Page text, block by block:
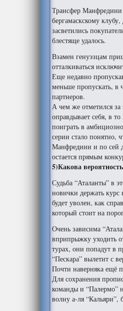
Трансфер Манфредини
бергамаскскому
засветились
блестяще удалось.
Взамен генуэзцам
отталкиваться
Еще недавно
меньше пропускать, в
партнеров.
А чем же отметился за
оправдывает себя, в
поиграть в
серии стало понятно,
Манфредини и по сей
остается прямым
5)Какова
Судьба “Аталанты” в
новички держать
будет уволен, как
который стоит на
Очень зависима
вприпрыжку уходить
турах, они попадут в
“Пескара” вылетит с
Почти наверняка ещё
Для сохранения
команды и “Палермо”
волну а-ля “Кальяри”,